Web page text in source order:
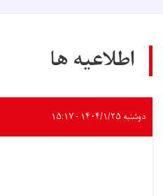
اطلاعیه ها
دوشنبه ۱۴۰۴/۱/۲۵ - ۱۵:۱۷